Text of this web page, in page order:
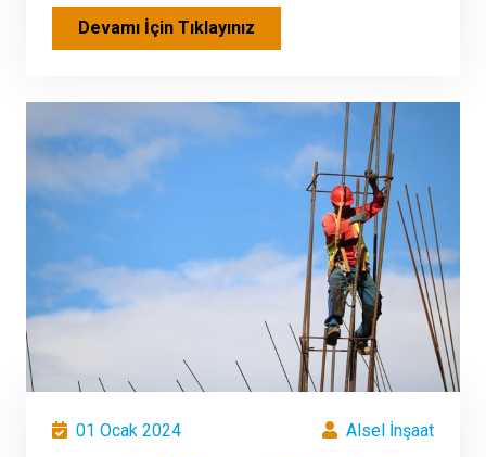
Devamı İçin Tıklayınız
01 Ocak 2024 Alsel İnşaat